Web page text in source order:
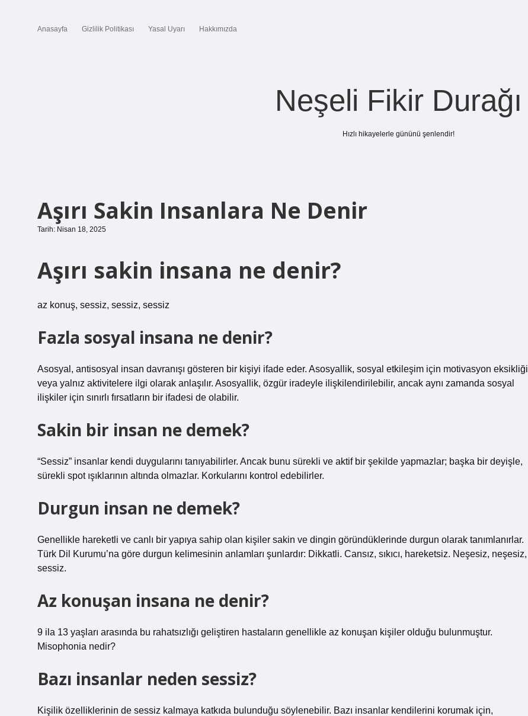
Anasayfa Gizlilik Politikası Yasal Uyarı Hakkımızda
Neşeli Fikir Durağı
Hızlı hikayelerle gününü şenlendir!
Aşırı Sakin Insanlara Ne Denir
Tarih: Nisan 18, 2025
Aşırı sakin insana ne denir?
az konuş, sessiz, sessiz, sessiz
Fazla sosyal insana ne denir?
Asosyal, antisosyal insan davranışı gösteren bir kişiyi ifade eder. Asosyallik, sosyal etkileşim için motivasyon eksikliği
veya yalnız aktivitelere ilgi olarak anlaşılır. Asosyallik, özgür iradeyle ilişkilendirilebilir, ancak aynı zamanda sosyal
ilişkiler için sınırlı fırsatların bir ifadesi de olabilir.
Sakin bir insan ne demek?
“Sessiz” insanlar kendi duygularını tanıyabilirler. Ancak bunu sürekli ve aktif bir şekilde yapmazlar; başka bir deyişle,
sürekli spot ışıklarının altında olmazlar. Korkularını kontrol edebilirler.
Durgun insan ne demek?
Genellikle hareketli ve canlı bir yapıya sahip olan kişiler sakin ve dingin göründüklerinde durgun olarak tanımlanırlar.
Türk Dil Kurumu’na göre durgun kelimesinin anlamları şunlardır: Dikkatli. Cansız, sıkıcı, hareketsiz. Neşesiz, neşesiz,
sessiz.
Az konuşan insana ne denir?
9 ila 13 yaşları arasında bu rahatsızlığı geliştiren hastaların genellikle az konuşan kişiler olduğu bulunmuştur.
Misophonia nedir?
Bazı insanlar neden sessiz?
Kişilik özelliklerinin de sessiz kalmaya katkıda bulunduğu söylenebilir. Bazı insanlar kendilerini korumak için,